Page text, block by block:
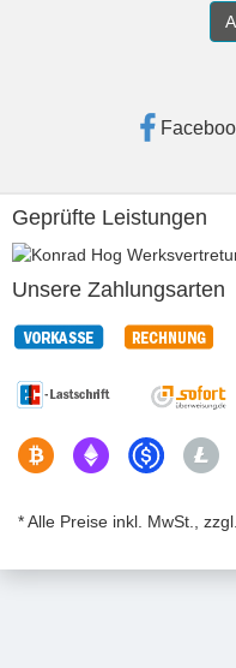
Geprüfte Leistungen
Unsere Zahlungsarten
* Alle Preise inkl. MwSt.,